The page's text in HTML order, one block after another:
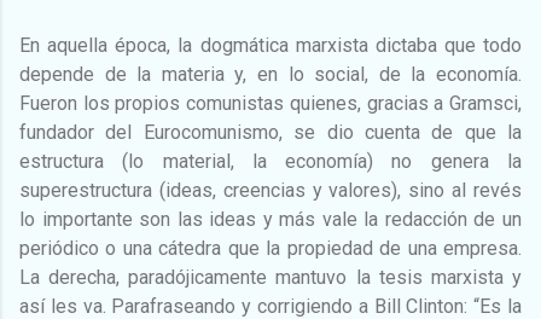
En aquella época, la dogmática marxista dictaba que todo
depende de la materia y, en lo social, de la economía.
Fueron los propios comunistas quienes, gracias a Gramsci,
fundador del Eurocomunismo, se dio cuenta de que la
estructura (lo material, la economía) no genera la
superestructura (ideas, creencias y valores), sino al revés
lo importante son las ideas y más vale la redacción de un
periódico o una cátedra que la propiedad de una empresa.
La derecha, paradójicamente mantuvo la tesis marxista y
así les va. Parafraseando y corrigiendo a Bill Clinton: “Es la